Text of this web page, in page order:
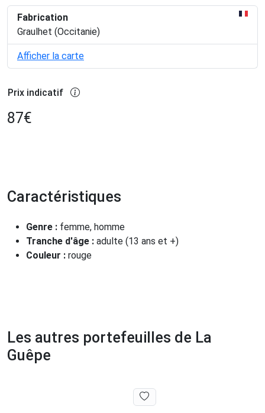
Fabrication
Graulhet (Occitanie)
Afficher la carte
Prix indicatif
87€
Caractéristiques
Genre : femme, homme
Tranche d'âge : adulte (13 ans et +)
Couleur : rouge
Les autres portefeuilles de La
Guêpe